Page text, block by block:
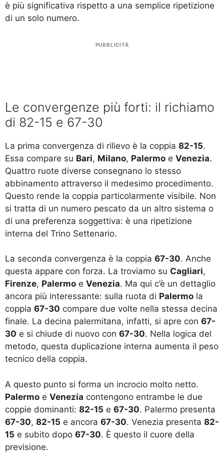
è più significativa rispetto a una semplice ripetizione
di un solo numero.
PUBBLICITÀ
Le convergenze più forti: il richiamo
di 82-15 e 67-30
La prima convergenza di rilievo è la coppia 82-15.
Essa compare su Bari, Milano, Palermo e Venezia.
Quattro ruote diverse consegnano lo stesso
abbinamento attraverso il medesimo procedimento.
Questo rende la coppia particolarmente visibile. Non
si tratta di un numero pescato da un altro sistema o
di una preferenza soggettiva: è una ripetizione
interna del Trino Settenario.
La seconda convergenza è la coppia 67-30. Anche
questa appare con forza. La troviamo su Cagliari,
Firenze, Palermo e Venezia. Ma qui c’è un dettaglio
ancora più interessante: sulla ruota di Palermo la
coppia 67-30 compare due volte nella stessa decina
finale. La decina palermitana, infatti, si apre con 67-
30 e si chiude di nuovo con 67-30. Nella logica del
metodo, questa duplicazione interna aumenta il peso
tecnico della coppia.
A questo punto si forma un incrocio molto netto.
Palermo e Venezia contengono entrambe le due
coppie dominanti: 82-15 e 67-30. Palermo presenta
67-30, 82-15 e ancora 67-30. Venezia presenta 82-
15 e subito dopo 67-30. È questo il cuore della
previsione.